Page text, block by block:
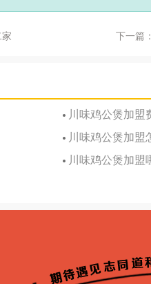
下一篇
川味鸡公煲加盟
川味鸡公煲加盟
川味鸡公煲加盟